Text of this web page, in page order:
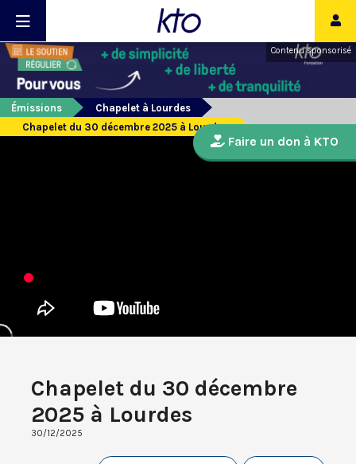
Contenu sponsorisé
Émissions
Chapelet à Lourdes
Chapelet du 30 décembre 2025 à Lourdes
Chapelet du 30 décembre
2025 à Lourdes
30/12/2025
Faire un don à KTO